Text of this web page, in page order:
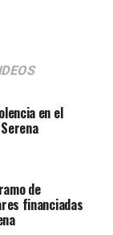
en el
de
financiadas